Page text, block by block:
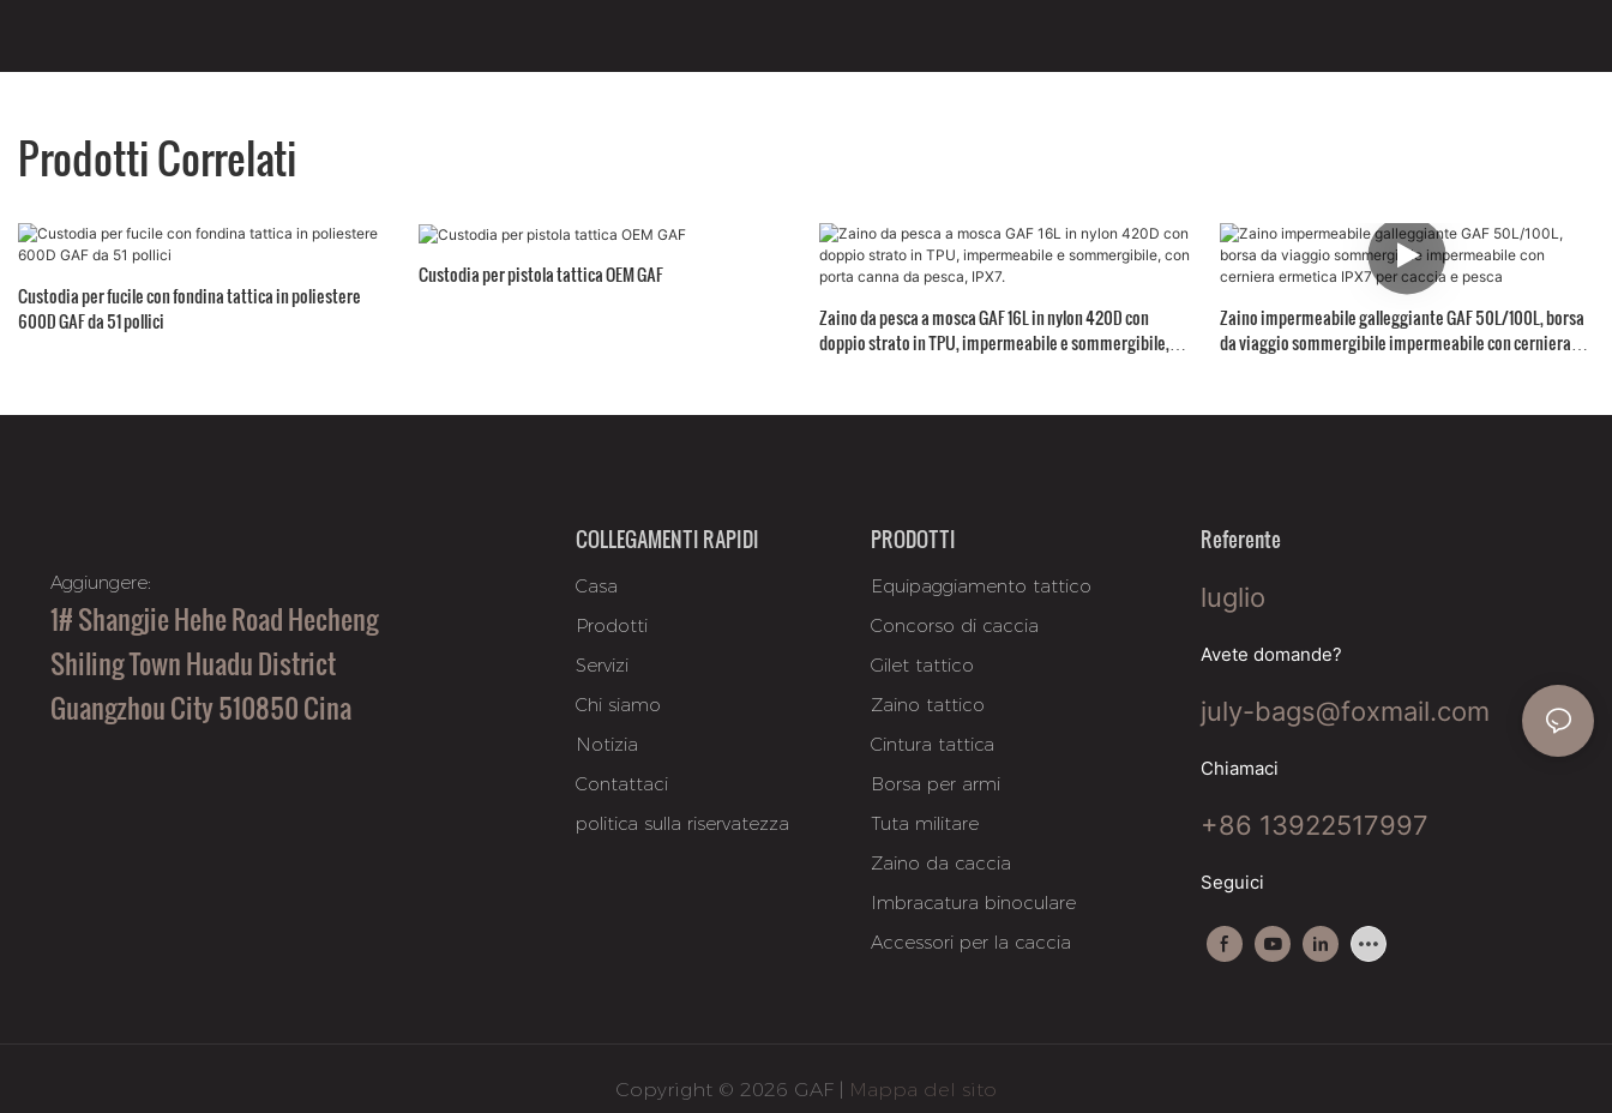
Prodotti Correlati
Custodia per fucile con fondina tattica in poliestere
600D GAF da 51 pollici
Custodia per pistola tattica OEM GAF
Zaino da pesca a mosca GAF 16L in nylon 420D con
doppio strato in TPU, impermeabile e sommergibile,
Zaino impermeabile galleggiante GAF 50L/100L, borsa
da viaggio sommergibile impermeabile con cerniera
Aggiungere:
1# Shangjie Hehe Road Hecheng
Shiling Town Huadu District
Guangzhou City 510850 Cina
COLLEGAMENTI RAPIDI
Casa
Prodotti
Servizi
Chi siamo
Notizia
Contattaci
politica sulla riservatezza
PRODOTTI
Equipaggiamento tattico
Concorso di caccia
Gilet tattico
Zaino tattico
Cintura tattica
Borsa per armi
Tuta militare
Zaino da caccia
Imbracatura binoculare
Accessori per la caccia
Referente
luglio
Avete domande?
july-bags@foxmail.com
Chiamaci
+86 13922517997
Seguici
Copyright © 2026 GAF | Mappa del sito